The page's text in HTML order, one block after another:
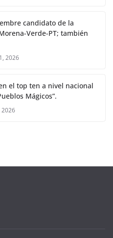
candidato de la
Verde-PT; también
2026
el top ten a nivel nacional
Mágicos”.
2026